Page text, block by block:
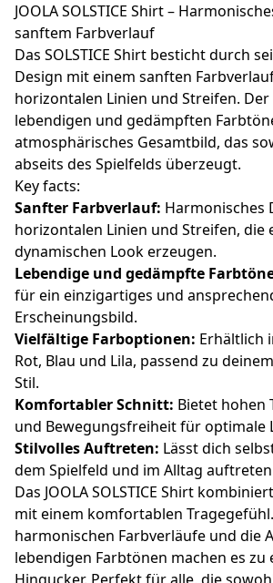
JOOLA SOLSTICE Shirt –
sanftem Farbverlauf
Das SOLSTICE Shirt besticht durch
Design mit einem sanften
horizontalen Linien und Streifen. Der
lebendigen und gedämpften
atmosphärisches Gesamtbild, das
abseits des Spielfelds überzeugt.
Key facts:
Sanfter Farbverlauf: Harmonisches
horizontalen Linien und Streifen, die
dynamischen Look erzeugen.
Lebendige und gedämpfte
für ein einzigartiges und
Erscheinungsbild.
Vielfältige Farboptionen: Erhältlich
Rot, Blau und Lila, passend zu
Stil.
Komfortabler Schnitt: Bietet hohen
und Bewegungsfreiheit für optimale
Stilvolles Auftreten: Lässt dich
dem Spielfeld und im Alltag
Das JOOLA SOLSTICE Shirt
mit einem komfortablen
harmonischen Farbverläufe und die
lebendigen Farbtönen machen es zu